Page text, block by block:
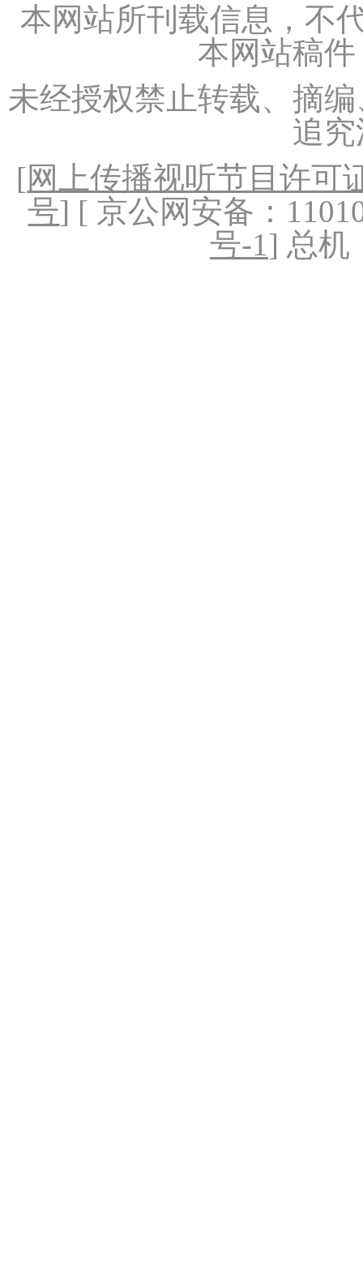
本网站所刊载信息，不
本网站稿
未经授权禁止转载、摘
追
[网上传播视听节目许可
号] [ 京公网安备：
号-1] 总机